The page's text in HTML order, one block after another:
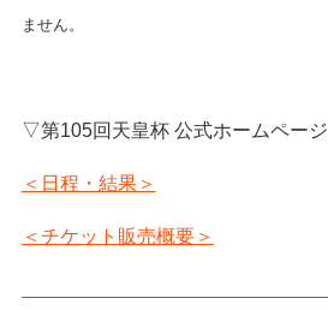
ません。
▽第105回天皇杯 公式ホームページ
＜日程・結果＞
＜チケット販売概要＞